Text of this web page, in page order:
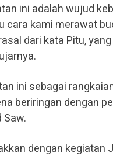
ini adalah wujud
cara kami merawat
dari kata Pitu,
ini sebagai
beriringan dengan
dengan